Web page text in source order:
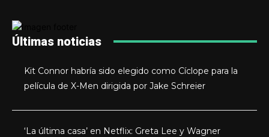
Últimas noticias
Kit Connor habría sido elegido como Cíclope para la
película de X-Men dirigida por Jake Schreier
‘La última casa’ en Netflix: Greta Lee y Wagner